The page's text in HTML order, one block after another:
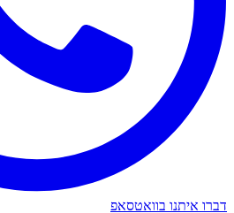
דברו איתנו בוואטסאפ